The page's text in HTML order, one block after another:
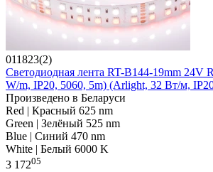
011823(2)
Светодиодная лента RT-B144-19mm 24V
W/m, IP20, 5060, 5m) (Arlight, 32 Вт/м,
Произведено в Беларуси
Red | Красный 625 nm
Green | Зелёный 525 nm
Blue | Синий 470 nm
White | Белый 6000 K
3 17205